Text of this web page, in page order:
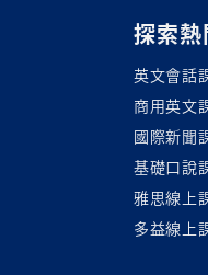
探索
英文會話
商用英文
國際新聞
基礎口說
雅思線上
多益線上